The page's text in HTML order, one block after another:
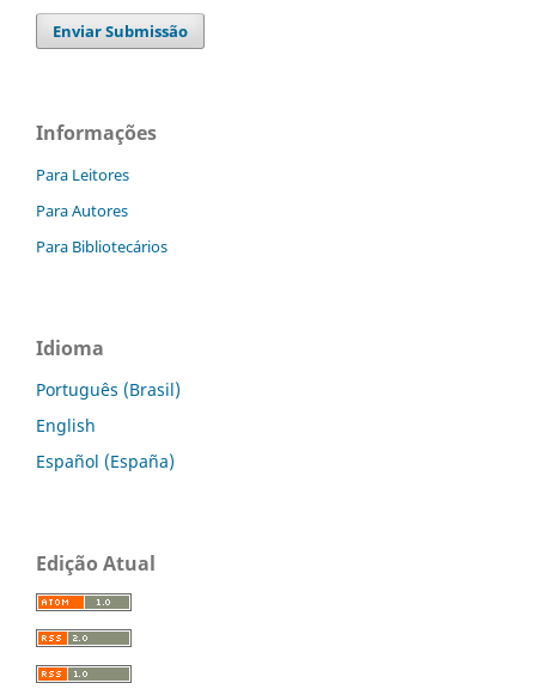
Enviar Submissão
Informações
Para Leitores
Para Autores
Para Bibliotecários
Idioma
Português (Brasil)
English
Español (España)
Edição Atual